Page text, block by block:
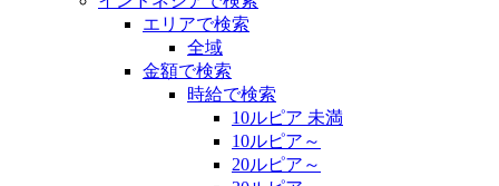
エリアで検索
全域
金額で検索
時給で検索
10ルピア 未満
10ルピア～
20ルピア～